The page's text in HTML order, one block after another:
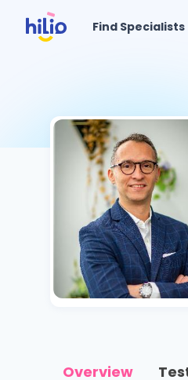
Find Specialists
Overview